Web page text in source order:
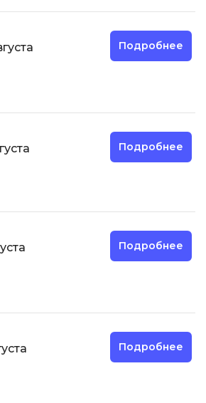
Подробнее
Подробнее
Подробнее
Подробнее
Разработка мобильных
Разработка на языке C#
Разработка на языке C и C++
Ручное тестирование
Создание интернет магазина